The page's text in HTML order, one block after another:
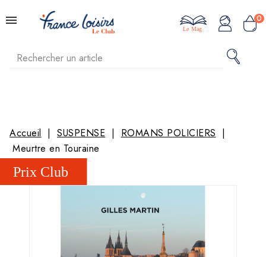
0
Le Mag
Accueil SUSPENSE
ROMANS POLICIERS
Meurtre en Touraine